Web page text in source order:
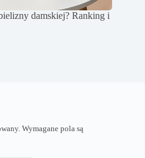
damskiej? Ranking i
Wymagane pola są